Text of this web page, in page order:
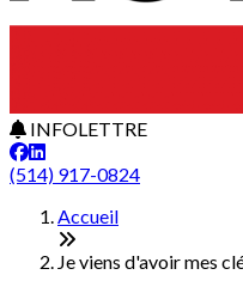
INFOLETTRE
(514) 917-0824
Accueil
Je viens d'avoir mes